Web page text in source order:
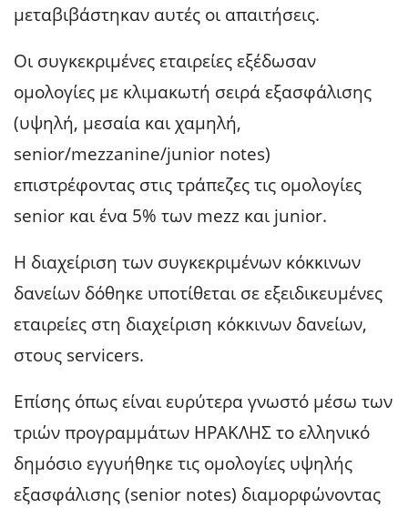
μεταβιβάστηκαν αυτές οι απαιτήσεις.
Οι συγκεκριμένες εταιρείες εξέδωσαν
ομολογίες με κλιμακωτή σειρά εξασφάλισης
(υψηλή, μεσαία και χαμηλή,
senior/mezzanine/junior notes)
επιστρέφοντας στις τράπεζες τις ομολογίες
senior και ένα 5% των mezz και junior.
Η διαχείριση των συγκεκριμένων κόκκινων
δανείων δόθηκε υποτίθεται σε εξειδικευμένες
εταιρείες στη διαχείριση κόκκινων δανείων,
στους servicers.
Επίσης όπως είναι ευρύτερα γνωστό μέσω των
τριών προγραμμάτων ΗΡΑΚΛΗΣ το ελληνικό
δημόσιο εγγυήθηκε τις ομολογίες υψηλής
εξασφάλισης (senior notes) διαμορφώνοντας